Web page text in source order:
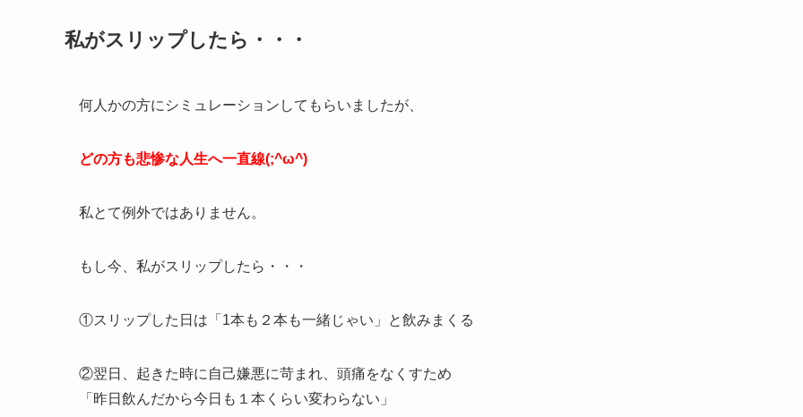
私がスリップしたら・・・
何人かの方にシミュレーションしてもらいましたが、
どの方も悲惨な人生へ一直線(;^ω^)
私とて例外ではありません。
もし今、私がスリップしたら・・・
①スリップした日は「1本も２本も一緒じゃい」と飲みまくる
②翌日、起きた時に自己嫌悪に苛まれ、頭痛をなくすため
「昨日飲んだから今日も１本くらい変わらない」